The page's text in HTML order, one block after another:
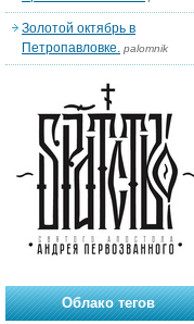
Золотой октябрь в
Петропавловке. palomnik
Облако тегов